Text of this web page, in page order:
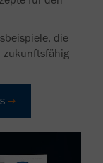
die
zukunftsfähig